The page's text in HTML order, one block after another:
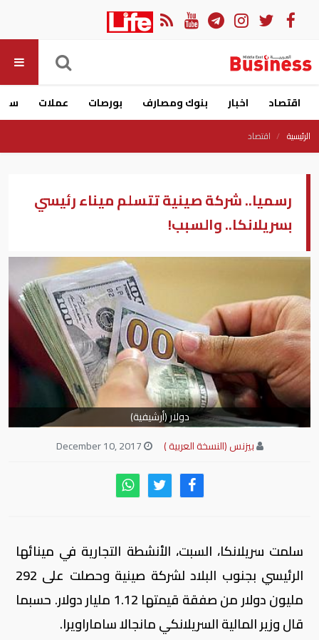
اقتصاد اخبار بنوك ومصارف بورصات عملات
الرئيسية اقتصاد
رسميا.. شركة صينية تتسلم ميناء رئيسي
بسريلانكا.. والسبب!
دولار (أرشيفية)
بيزنس (النسخة العربية )
سلمت سريلانكا، السبت، الأنشطة التجارية في مينائها
الرئيسي بجنوب البلاد لشركة صينية وحصلت على 292
مليون دولار من صفقة قيمتها 1.12 مليار دولار. حسبما
قال وزير المالية السريلانكي مانجالا ساماراويرا.